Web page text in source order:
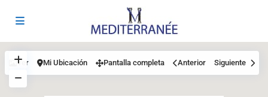
Ver Mi Ubicación Pantalla completa Anterior Siguiente